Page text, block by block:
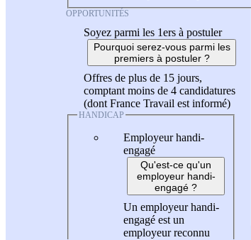
OPPORTUNITÉS
Soyez parmi les 1ers à postuler
Pourquoi serez-vous parmi les
premiers à postuler ?
Offres de plus de 15 jours,
comptant moins de 4 candidatures
(dont France Travail est informé)
HANDICAP
Employeur handi-
engagé
Qu'est-ce qu'un
employeur handi-
engagé ?
Un employeur handi-
engagé est un
employeur reconnu